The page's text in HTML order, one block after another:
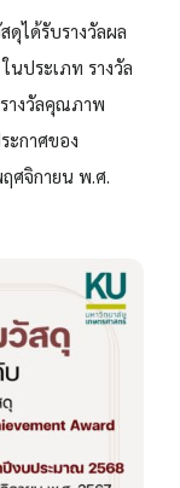
ได้รับรางวัลผล
นประเภท รางวัล
างวัลคุณภาพ
ะกาศของ
ศจิกายน พ.ศ.